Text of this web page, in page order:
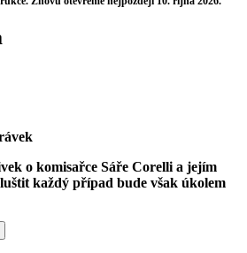
o komisařce Sáře Corelli a jejím
každý případ bude však úkolem